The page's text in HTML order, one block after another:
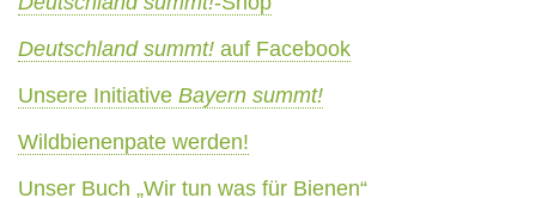
Deutschland summt! auf Facebook
Unsere Initiative Bayern summt!
Wildbienenpate werden!
Unser Buch „Wir tun was für Bienen“